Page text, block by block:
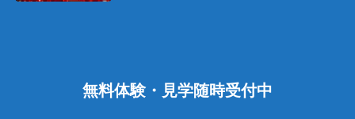
無料体験・見学随時受付中